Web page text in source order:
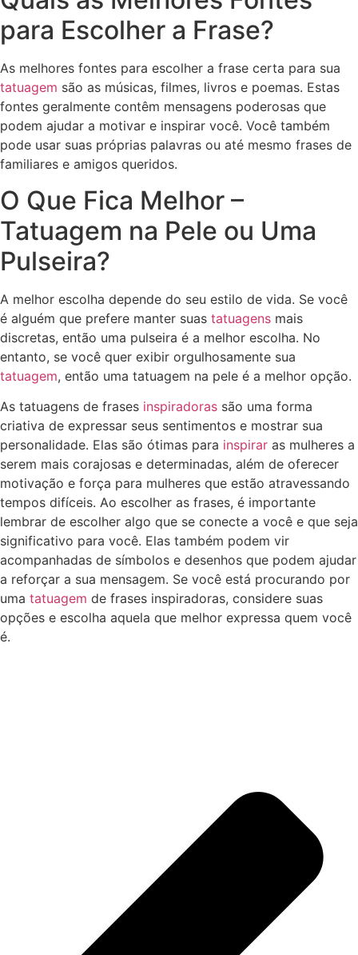
para Escolher a Frase?
As melhores fontes para escolher a frase certa para sua
tatuagem são as músicas, filmes, livros e poemas. Estas
fontes geralmente contêm mensagens poderosas que
podem ajudar a motivar e inspirar você. Você também
pode usar suas próprias palavras ou até mesmo frases de
familiares e amigos queridos.
O Que Fica Melhor –
Tatuagem na Pele ou Uma
Pulseira?
A melhor escolha depende do seu estilo de vida. Se você
é alguém que prefere manter suas tatuagens mais
discretas, então uma pulseira é a melhor escolha. No
entanto, se você quer exibir orgulhosamente sua
tatuagem, então uma tatuagem na pele é a melhor opção.
As tatuagens de frases inspiradoras são uma forma
criativa de expressar seus sentimentos e mostrar sua
personalidade. Elas são ótimas para inspirar as mulheres a
serem mais corajosas e determinadas, além de oferecer
motivação e força para mulheres que estão atravessando
tempos difíceis. Ao escolher as frases, é importante
lembrar de escolher algo que se conecte a você e que seja
significativo para você. Elas também podem vir
acompanhadas de símbolos e desenhos que podem ajudar
a reforçar a sua mensagem. Se você está procurando por
uma tatuagem de frases inspiradoras, considere suas
opções e escolha aquela que melhor expressa quem você
é.